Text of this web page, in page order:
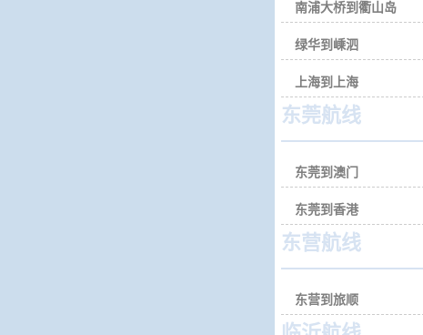
南浦大桥到衢山岛
绿华到嵊泗
上海到上海
东莞航线
东莞到澳门
东莞到香港
东营航线
东营到旅顺